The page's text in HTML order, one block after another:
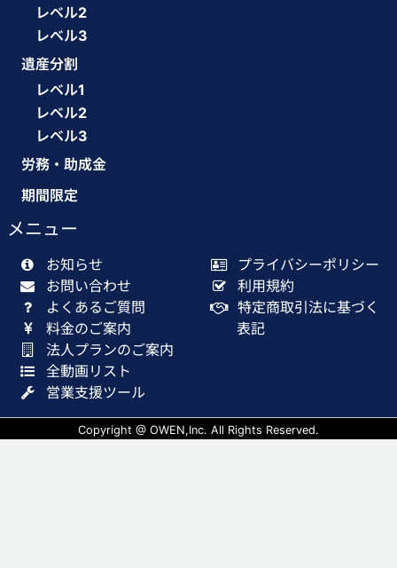
レベル2
レベル3
遺産分割
レベル1
レベル2
レベル3
労務・助成金
期間限定
メニュー
お知らせ
お問い合わせ
よくあるご質問
料金のご案内
法人プランのご案内
全動画リスト
営業支援ツール
プライバシーポリシー
利用規約
特定商取引法に基づく
表記
Copyright @ OWEN,Inc. All Rights Reserved.